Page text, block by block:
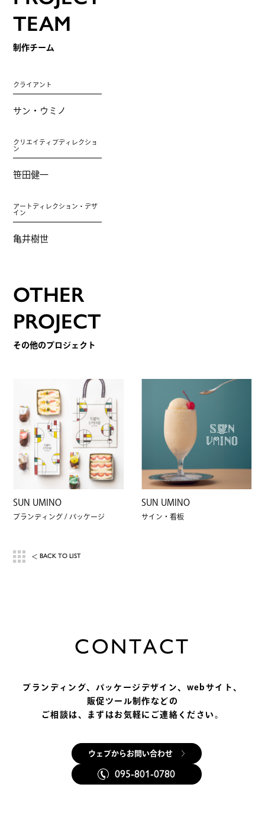
TEAM
制作チーム
クライアント
サン・ウミノ
クリエイティブディレクショ
ン
笹田健一
アートディレクション・デザ
イン
亀井樹世
OTHER
PROJECT
その他のプロジェクト
SUN UMINO
ブランディング パッケージ
SUN UMINO
サイン・看板
＜ BACK TO LIST
CONTACT
ブランディング、パッケージデザイン、 webサイト、
販促ツール制作などの
ご相談は、まずはお気軽にご連絡ください。
ウェブからお問い合わせ
095-801-0780